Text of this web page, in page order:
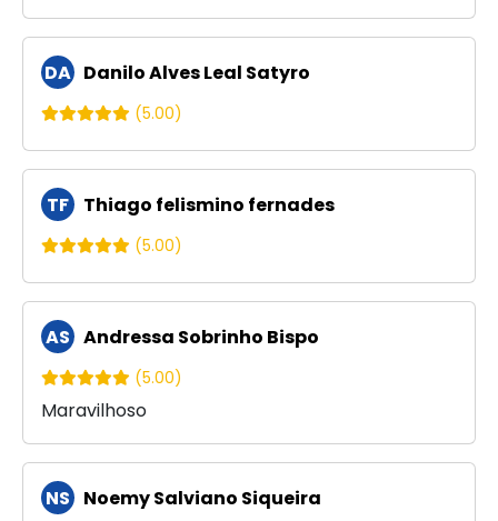
DA Danilo Alves Leal Satyro
(5.00)
TF Thiago felismino fernades
(5.00)
AS Andressa Sobrinho Bispo
(5.00)
Maravilhoso
NS Noemy Salviano Siqueira